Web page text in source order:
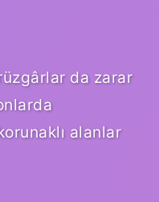
da zarar
alanlar